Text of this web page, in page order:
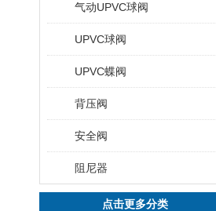
气动UPVC球阀
UPVC球阀
UPVC蝶阀
背压阀
安全阀
阻尼器
点击更多分类